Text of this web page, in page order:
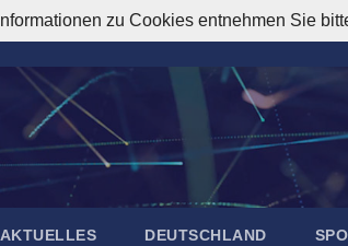
AKTUELLES DEUTSCHLAND
Informationen zu Cookies entnehmen Sie